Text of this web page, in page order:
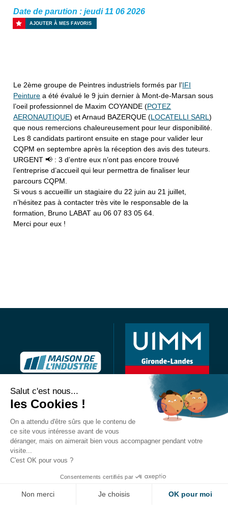
Date de parution : jeudi 11 06 2026
AJOUTER À MES FAVORIS
Le 2ème groupe de Peintres industriels formés par l’IFI
Peinture a été évalué le 9 juin dernier à Mont-de-Marsan sous
l’oeil professionnel de Maxim COYANDE (POTEZ
AERONAUTIQUE) et Arnaud BAZERQUE (LOCATELLI SARL)
que nous remercions chaleureusement pour leur disponibilité.
Les 8 candidats partiront ensuite en stage pour valider leur
CQPM en septembre après la réception des avis des tuteurs.
URGENT 📢 : 3 d’entre eux n’ont pas encore trouvé
l’entreprise d’accueil qui leur permettra de finaliser leur
parcours CQPM.
Si vous s accueillir un stagiaire du 22 juin au 21 juillet,
n’hésitez pas à contacter très vite le responsable de la
formation, Bruno LABAT au 06 07 83 05 64.
Merci pour eux !
Maison de l’industrie
40 avenue Maryse Bastié
BP75
Salut c'est nous...
les Cookies !
On a attendu d'être sûrs que le contenu de
ce site vous intéresse avant de vous
déranger, mais on aimerait bien vous accompagner pendant votre
visite...
C'est OK pour vous ?
Consentements certifiés par
Non merci Je choisis
OK pour moi